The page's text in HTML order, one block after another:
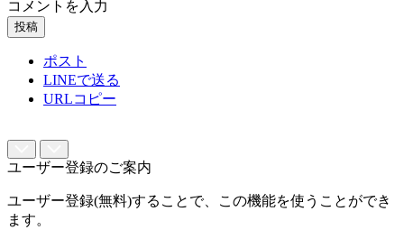
コメントを入力
投稿
ポスト
LINEで送る
URLコピー
ユーザー登録のご案内
ユーザー登録(無料)することで、この機能を使うことができ
ます。